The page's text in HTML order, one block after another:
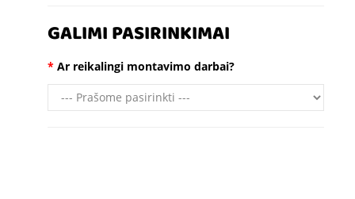
GALIMI PASIRINKIMAI
Ar reikalingi montavimo darbai?